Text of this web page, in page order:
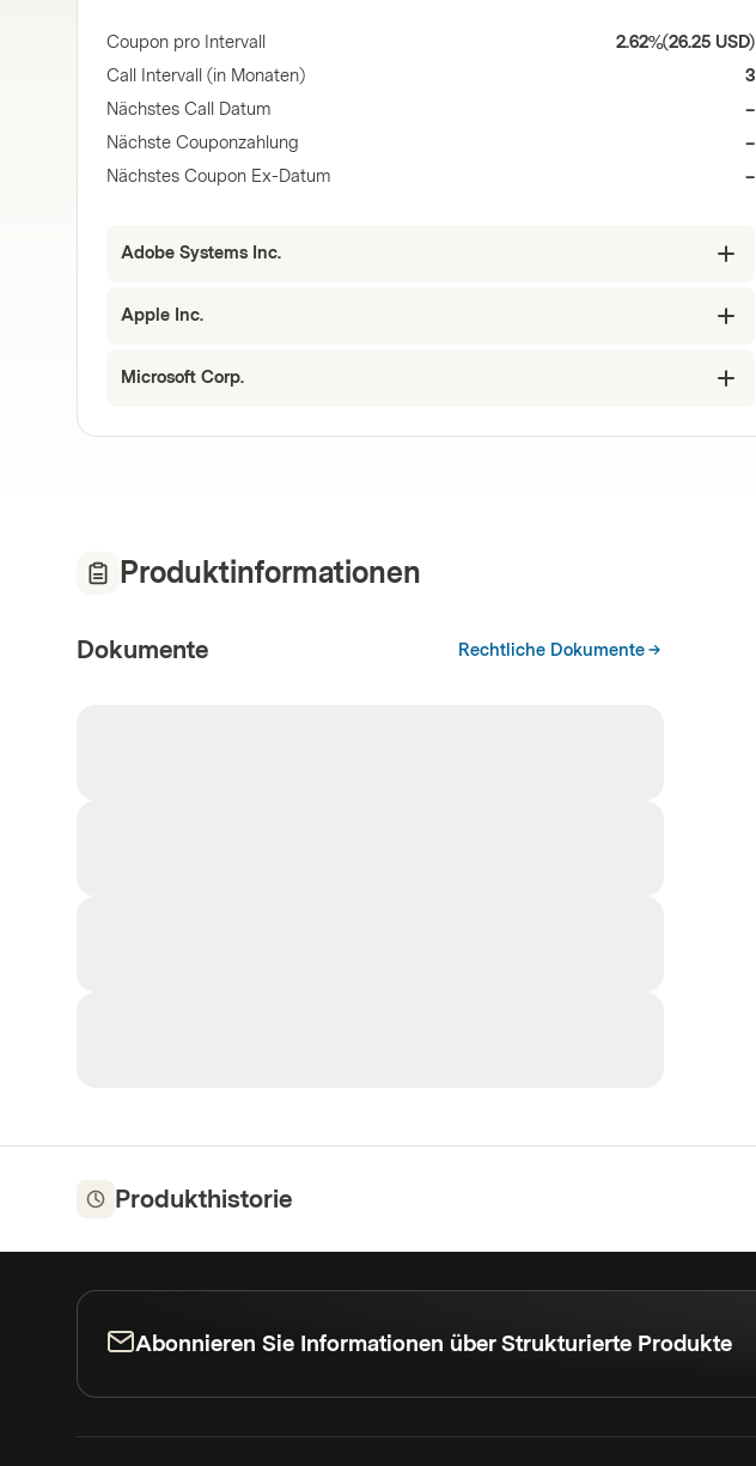
Coupon pro Intervall 2.62%(26.25 USD)
Call Intervall (in Monaten)
3
Nächstes Call Datum
–
Nächste Couponzahlung
–
Nächstes Coupon Ex-Datum
–
Adobe Systems Inc.
Apple Inc.
Microsoft Corp.
Produktinformationen
Dokumente Rechtliche Dokumente
Produkthistorie
Abonnieren Sie Informationen über Strukturierte Produkte